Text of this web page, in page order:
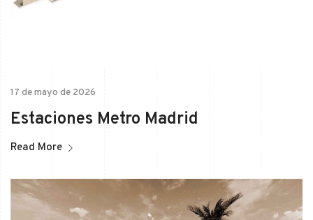
17 de mayo de 2026
Estaciones Metro Madrid
Read More